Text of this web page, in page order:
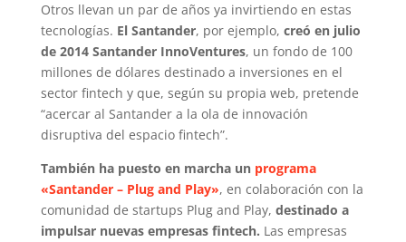
Otros llevan un par de años ya invirtiendo en estas
tecnologías. El Santander, por ejemplo, creó en julio
de 2014 Santander InnoVentures, un fondo de 100
millones de dólares destinado a inversiones en el
sector fintech y que, según su propia web, pretende
“acercar al Santander a la ola de innovación
disruptiva del espacio fintech”.
También ha puesto en marcha unprograma
«Santander – Plug and Play», en colaboración con la
comunidad de startups Plug and Play, destinado a
impulsar nuevas empresas fintech. Las empresas